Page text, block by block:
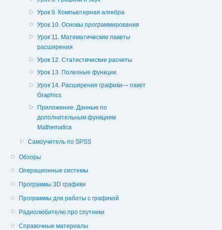
Урок 9. Компьютерная алгебра
Урок 10. Основы программирования
Урок 11. Математические пакеты
расширения
Урок 12. Статистические расчеты
Урок 13. Полезные функции
Урок 14. Расширения графики— пакет
Graphics
Приложение. Данные по
дополнительным функциям
Mathematica
Самоучитель по SPSS
Обзоры
Операционные системы
Программы 3D графики
Программы для работы с графикой
Радиолюбителю про спутники
Справочные материалы